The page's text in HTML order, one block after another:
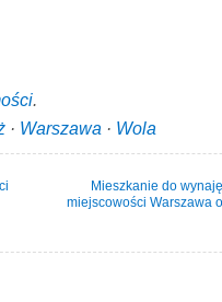
.
· Warszawa · Wola
Mieszkanie do
miejscowości Warszawa